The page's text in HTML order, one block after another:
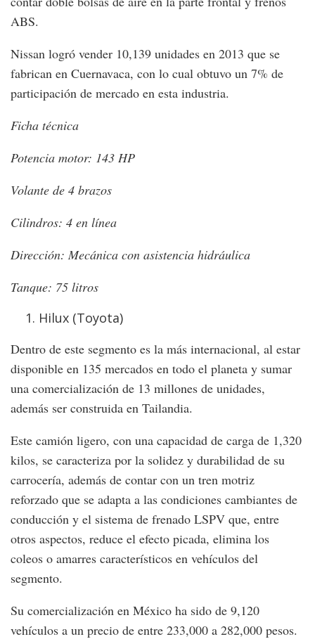
ABS.
Nissan logró vender 10,139 unidades en 2013 que se
fabrican en Cuernavaca, con lo cual obtuvo un 7% de
participación de mercado en esta industria.
Ficha técnica
Potencia motor: 143 HP
Volante de 4 brazos
Cilindros: 4 en línea
Dirección: Mecánica con asistencia hidráulica
Tanque: 75 litros
Hilux (Toyota)
Dentro de este segmento es la más internacional, al estar
disponible en 135 mercados en todo el planeta y sumar
una comercialización de 13 millones de unidades,
además ser construida en Tailandia.
Este camión ligero, con una capacidad de carga de 1,320
kilos, se caracteriza por la solidez y durabilidad de su
carrocería, además de contar con un tren motriz
reforzado que se adapta a las condiciones cambiantes de
conducción y el sistema de frenado LSPV que, entre
otros aspectos, reduce el efecto picada, elimina los
coleos o amarres característicos en vehículos del
segmento.
Su comercialización en México ha sido de 9,120
vehículos a un precio de entre 233,000 a 282,000 pesos.